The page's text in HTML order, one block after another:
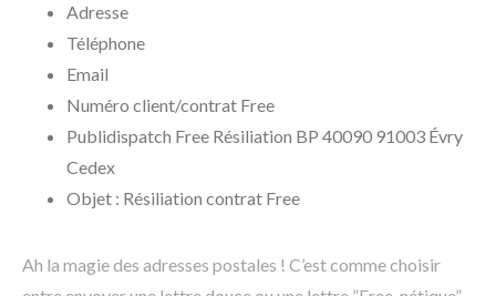
Adresse
Téléphone
Email
Numéro client/contrat Free
Publidispatch Free Résiliation BP 40090 91003 Évry
Cedex
Objet : Résiliation contrat Free
Ah la magie des adresses postales ! C’est comme choisir